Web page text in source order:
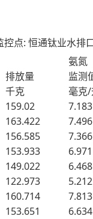
点: 恒通钛业水排
氨氮
排放量
监测
千克
毫克
159.02
7.183
163.422
7.496
156.585
7.366
153.933
6.971
149.022
6.468
122.973
5.212
160.714
7.813
153.651
6.634